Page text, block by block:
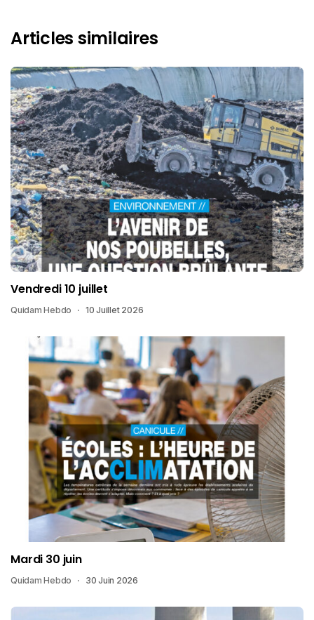
Articles similaires
Vendredi 10 juillet
Quidam Hebdo 10 Juillet 2026
Mardi 30 juin
Quidam Hebdo 30 Juin 2026